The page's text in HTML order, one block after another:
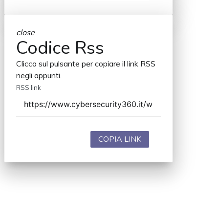
close
Codice Rss
Clicca sul pulsante per copiare il link RSS
negli appunti.
RSS link
COPIA LINK